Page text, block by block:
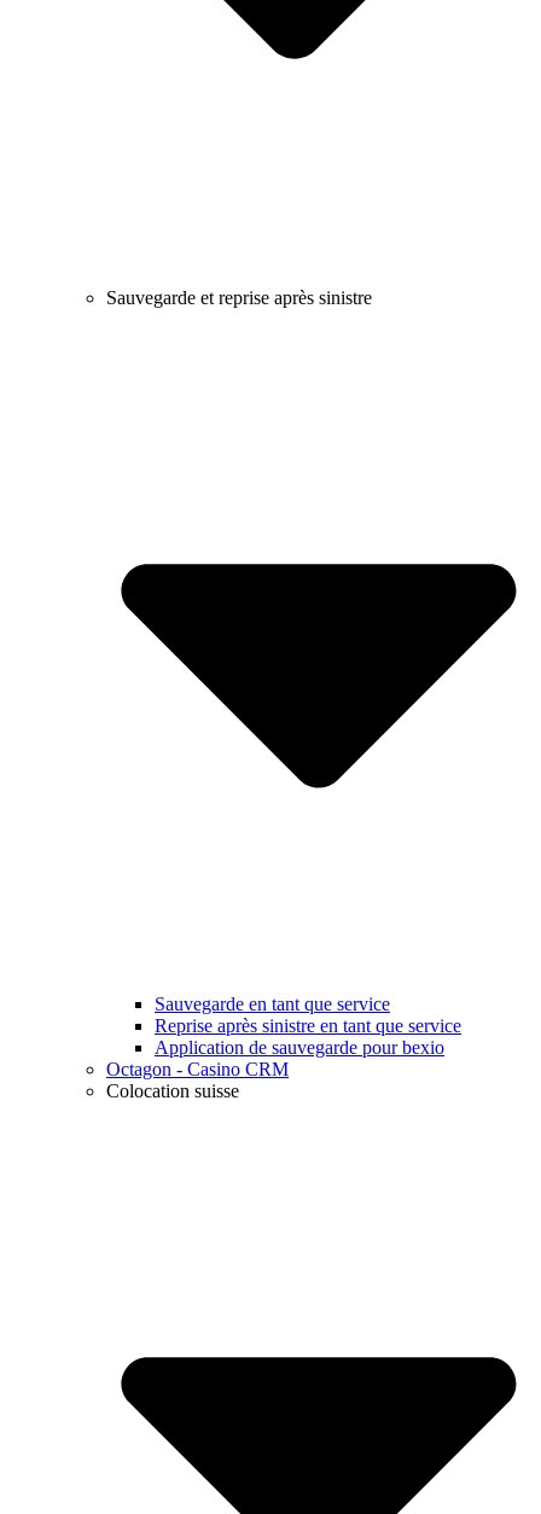
Sauvegarde et reprise après sinistre
Sauvegarde en tant que service
Reprise après sinistre en tant que service
Application de sauvegarde pour bexio
Octagon - Casino CRM
Colocation suisse